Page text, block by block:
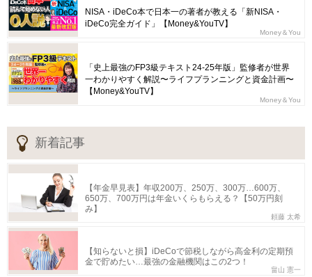
NISA・iDeCo本で日本一の著者が教える「新NISA・
iDeCo完全ガイド」【Money&YouTV】
Money＆You
「史上最強のFP3級テキスト24-25年版」監修者が世界
一わかりやすく解説〜ライフプランニングと資金計画〜
【Money&YouTV】
Money＆You
新着記事
【年金早見表】年収200万、250万、300万…600万、
650万、700万円は年金いくらもらえる？【50万円刻
み】
頼藤 太希
【知らないと損】iDeCoで節税しながら高金利の定期預
金で貯めたい…最強の金融機関はこの2つ！
畠山 憲一